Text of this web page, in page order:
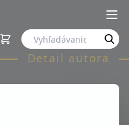
Detail autora